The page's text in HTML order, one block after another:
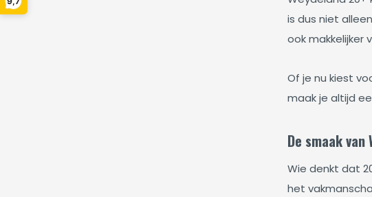
is dus niet
ook makkelijker
Of je nu kiest
maak je altijd
De smaak
Wie denkt dat
het